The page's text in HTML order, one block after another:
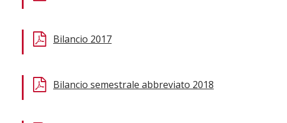
Bilancio 2017
Bilancio semestrale abbreviato 2018